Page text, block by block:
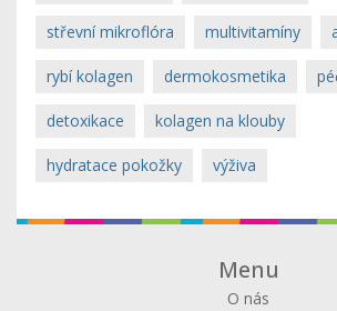
střevní mikroflóra multivitamíny
rybí kolagen dermokosmetika
detoxikace kolagen na klouby
hydratace pokožky výživa
Menu
O nás